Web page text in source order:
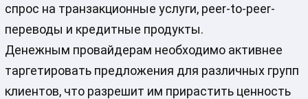
спрос на транзакционные услуги, peer-to-peer-
переводы и кредитные продукты.
Денежным провайдерам необходимо активнее
таргетировать предложения для различных групп
клиентов, что разрешит им прирастить ценность